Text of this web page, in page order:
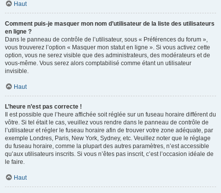
Haut
Comment puis-je masquer mon nom d’utilisateur de la liste des utilisateurs
en ligne ?
Dans le panneau de contrôle de l’utilisateur, sous « Préférences du forum »,
vous trouverez l’option « Masquer mon statut en ligne ». Si vous activez cette
option, vous ne serez visible que des administrateurs, des modérateurs et de
vous-même. Vous serez alors comptabilisé comme étant un utilisateur
invisible.
Haut
L’heure n’est pas correcte !
Il est possible que l’heure affichée soit réglée sur un fuseau horaire différent du
vôtre. Si tel était le cas, veuillez vous rendre dans le panneau de contrôle de
l’utilisateur et régler le fuseau horaire afin de trouver votre zone adéquate, par
exemple Londres, Paris, New York, Sydney, etc. Veuillez noter que le réglage
du fuseau horaire, comme la plupart des autres paramètres, n’est accessible
qu’aux utilisateurs inscrits. Si vous n’êtes pas inscrit, c’est l’occasion idéale de
le faire.
Haut